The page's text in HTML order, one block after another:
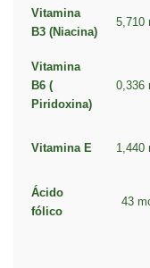
Vitamina
B3 (Niacina)
5,710
Vitamina
B6 (
Piridoxina)
0,336
Vitamina E 1,440
Ácido
fólico
43